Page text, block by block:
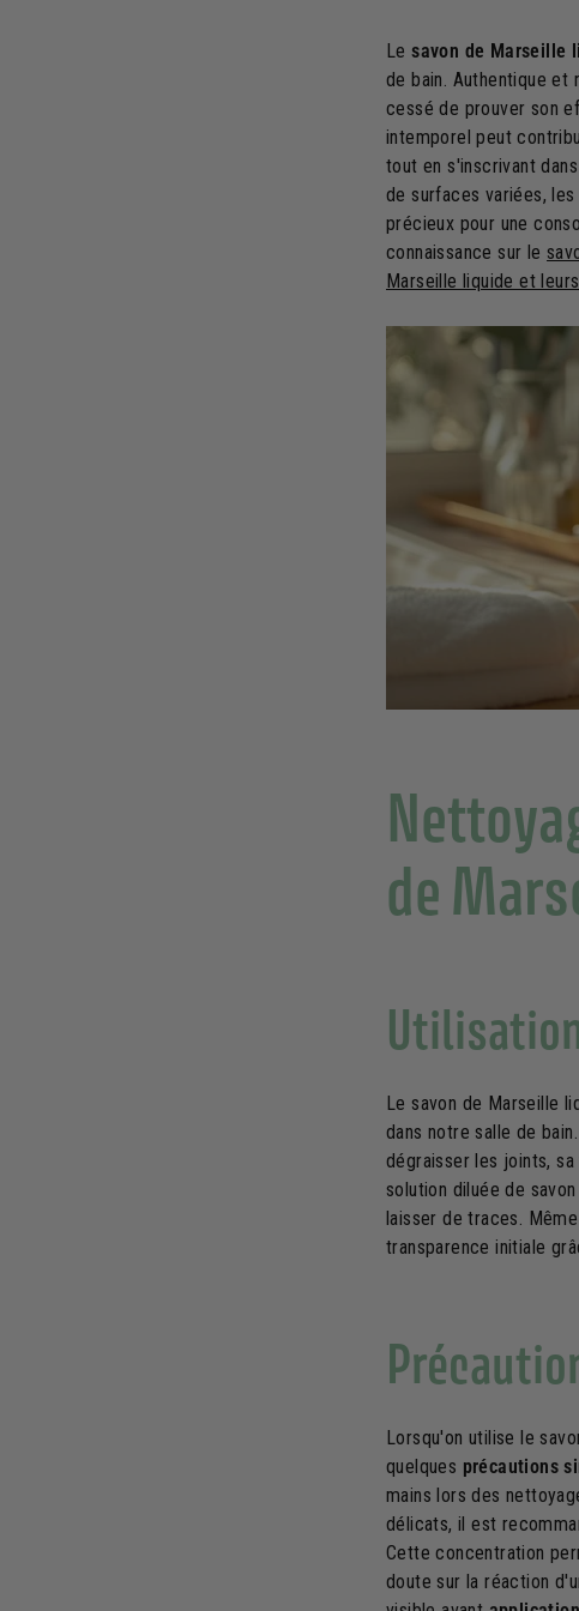
Lesavon de Marseille
de bain. Authentique et
cessé de prouver son
intemporel peut
tout en s'inscrivant
de surfaces variées,
précieux pour une
connaissance sur le
Marseille liquide et
de
Le savon de Marseille
dans notre salle de
dégraisser les joints,
solution diluée de
laisser de traces.
transparence initiale
Lorsqu'on utilise le
quelques précautions
mains lors des
délicats, il est
Cette concentration
doute sur la réaction